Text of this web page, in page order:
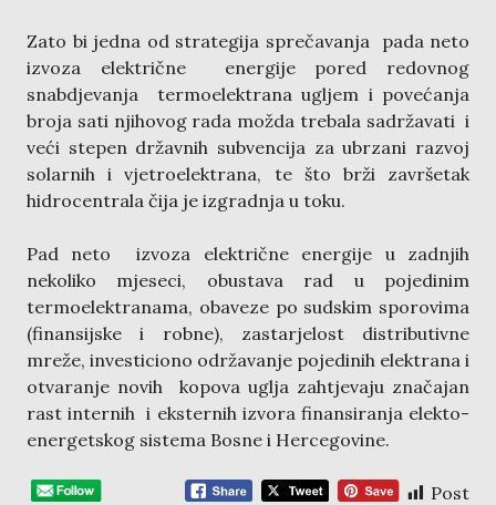
Zato bi jedna od strategija sprečavanja pada neto
izvoza električne energije pored redovnog
snabdjevanja termoelektrana ugljem i povećanja
broja sati njihovog rada možda trebala sadržavati i
veći stepen državnih subvencija za ubrzani razvoj
solarnih i vjetroelektrana, te što brži završetak
hidrocentrala čija je izgradnja u toku.
Pad neto izvoza električne energije u zadnjih
nekoliko mjeseci, obustava rad u pojedinim
termoelektranama, obaveze po sudskim sporovima
(finansijske i robne), zastarjelost distributivne
mreže, investiciono održavanje pojedinih elektrana i
otvaranje novih kopova uglja zahtjevaju značajan
rast internih i eksternih izvora finansiranja elekto-
energetskog sistema Bosne i Hercegovine.
Post